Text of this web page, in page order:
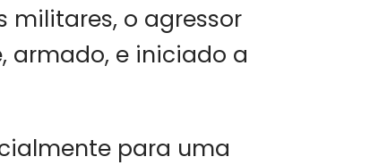
militares, o agressor
armado, e iniciado a
para uma